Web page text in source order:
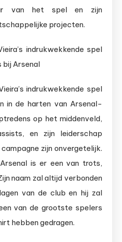
van het spel en zijn
projecten.
indrukwekkende spel
bij Arsenal
indrukwekkende spel
in de harten van Arsenal-
op het middenveld,
en zijn leiderschap
campagne zijn onvergetelijk.
is er een van trots,
naam zal altijd verbonden
van de club en hij zal
van de grootste spelers
hebben gedragen.